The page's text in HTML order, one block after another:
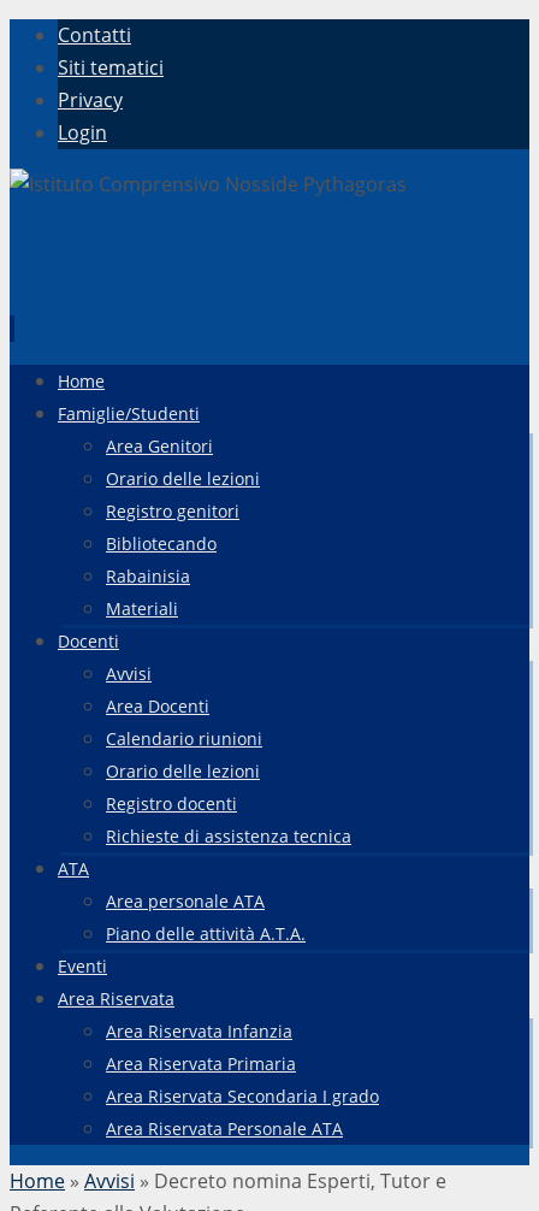
Contatti
Siti tematici
Privacy
Login
contenuto
Home
Famiglie/Studenti
Area Genitori
Orario delle lezioni
Registro genitori
Bibliotecando
Rabainisia
Materiali
Docenti
Avvisi
Area Docenti
Calendario riunioni
Orario delle lezioni
Registro docenti
Richieste di assistenza tecnica
ATA
Area personale ATA
Piano delle attività A.T.A.
Eventi
Area Riservata
Area Riservata Infanzia
Area Riservata Primaria
Area Riservata Secondaria I grado
Area Riservata Personale ATA
Home » Avvisi » Decreto nomina Esperti, Tutor e